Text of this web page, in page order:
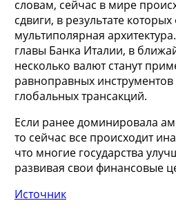
словам, сейчас в мире
сдвиги, в результате
мультиполярная
главы Банка Италии, в
несколько валют станут
равноправных
глобальных трансакций.
Если ранее доминировала
то сейчас все происходит
что многие государства
развивая свои финансовые
Источник